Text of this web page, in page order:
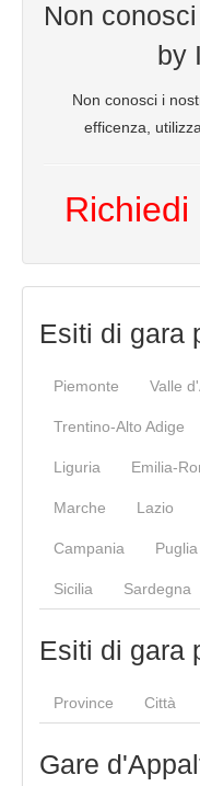
Non
by
Non conosci i
efficenza,
Esiti di gara
Piemonte Valle
Trentino-Alto Adige
Liguria Emilia-
Marche Lazio
Campania Puglia
Sicilia Sardegna
Esiti di gara
Province Città
Gare